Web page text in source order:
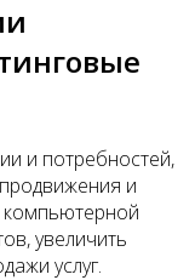
и потребностей,
и
компьютерной
увеличить
услуг.